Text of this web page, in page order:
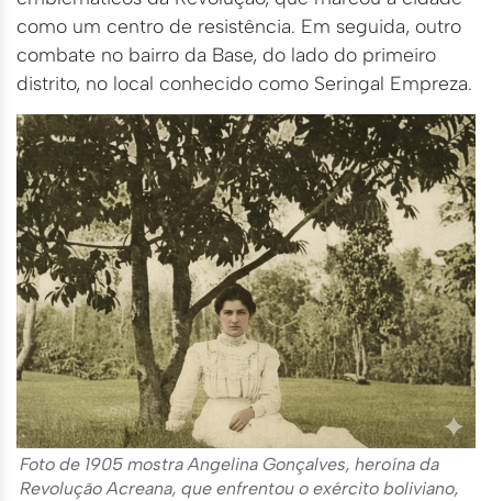
como um centro de resistência. Em seguida, outro
combate no bairro da Base, do lado do primeiro
distrito, no local conhecido como Seringal Empreza.
Foto de 1905 mostra Angelina Gonçalves, heroína da
Revolução Acreana, que enfrentou o exército boliviano,